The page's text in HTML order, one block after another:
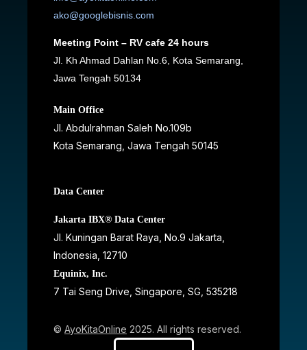
ako@googlebisnis.com
Meeting Point – RV cafe 24 hours
Jl. Kh Ahmad Dahlan No.6, Kota Semarang,
Jawa Tengah 50134
Main Office
Jl. Abdulrahman Saleh No.109b
Kota Semarang, Jawa Tengah 50145
Data Center
Jakarta IBX® Data Center
JI. Kuningan Barat Raya, No.9 Jakarta,
Indonesia, 12710
Equinix, Inc.
7 Tai Seng Drive, Singapore, SG, 535218
© AyoKitaOnline 2025. All rights reserved.